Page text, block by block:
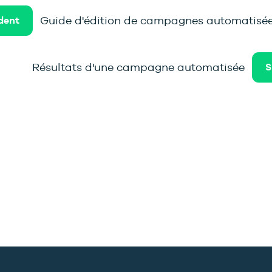
Guide d'édition de campagnes
Résultats d'une campagne automatisée